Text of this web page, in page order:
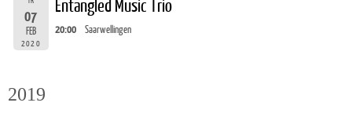
07
FEB
2020
Entangled Music Trio
20:00 Saarwellingen
2019